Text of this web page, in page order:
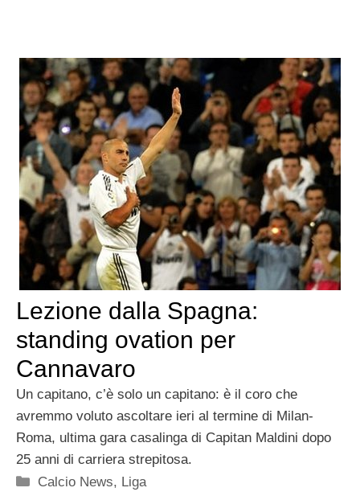
Lezione dalla Spagna:
standing ovation per
Cannavaro
Un capitano, c’è solo un capitano: è il coro che
avremmo voluto ascoltare ieri al termine di Milan-
Roma, ultima gara casalinga di Capitan Maldini dopo
25 anni di carriera strepitosa.
Categorie
Calcio News, Liga